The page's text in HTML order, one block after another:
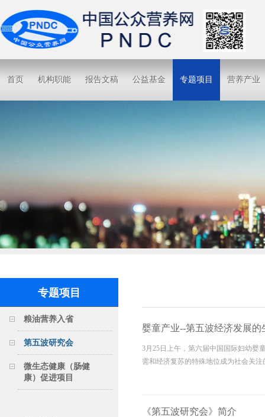
首页 机构职能 报告文稿 公益基金 专题项目 营养产业
专题项目
粮油营养入省
第五波研究会
微生态健康（肠健
康）促进项目
婴童产业--第五波经济发展的
3月25日上午，第六届中国国际妇幼婴
需和经济复苏的特殊地位成为社会关
《第五波研究会》简介